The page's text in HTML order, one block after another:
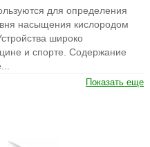
для определения
насыщения кислородом
широко
и спорте. Содержание
Показать еще